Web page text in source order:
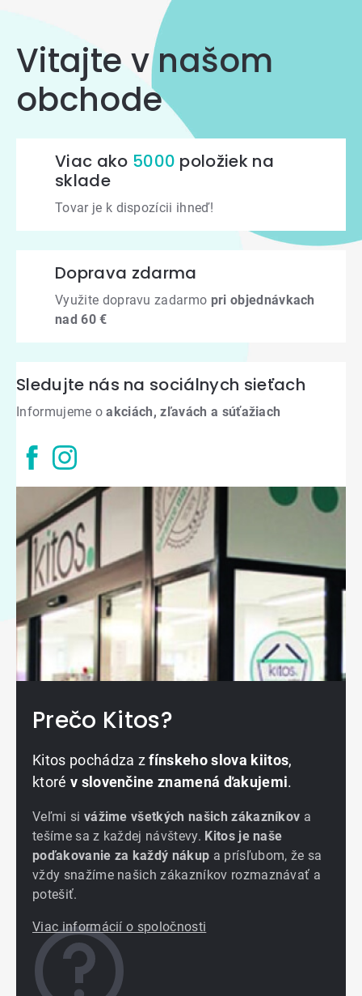
Vitajte v našom
obchode
Viac ako 5000 položiek na
sklade
Tovar je k dispozícii ihneď!
Doprava zdarma
Využite dopravu zadarmo pri objednávkach
nad 60 €
Sledujte nás na sociálnych sieťach
Informujeme oakciách, zľavách a súťažiach
Prečo Kitos?
Kitos pochádza zfínskeho slova kiitos,
ktoré v slovenčine znamená ďakujemi.
Veľmi si vážime všetkých našich zákazníkov a
tešíme sa z každej návštevy. Kitos je naše
poďakovanie za každý nákup a prísľubom, že sa
vždy snažíme našich zákazníkov rozmaznávať a
potešiť.
Viac informácií o spoločnosti